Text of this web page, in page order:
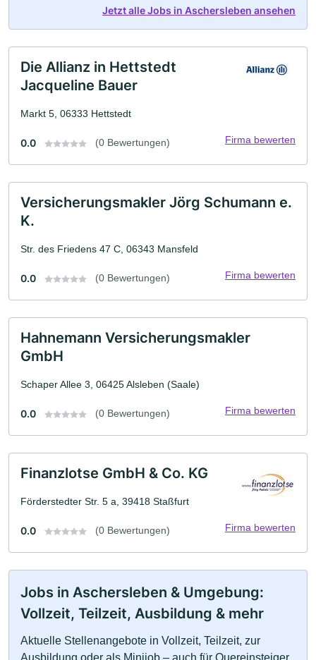
Jetzt alle Jobs in Aschersleben ansehen
Die Allianz in Hettstedt
Jacqueline Bauer
Markt 5, 06333 Hettstedt
0.0 (0 Bewertungen) Firma bewerten
Versicherungsmakler Jörg Schumann e.
K.
Str. des Friedens 47 C, 06343 Mansfeld
0.0 (0 Bewertungen) Firma bewerten
Hahnemann Versicherungsmakler
GmbH
Schaper Allee 3, 06425 Alsleben (Saale)
0.0 (0 Bewertungen) Firma bewerten
Finanzlotse GmbH & Co. KG
Förderstedter Str. 5 a, 39418 Staßfurt
0.0 (0 Bewertungen) Firma bewerten
Jobs in Aschersleben & Umgebung:
Vollzeit, Teilzeit, Ausbildung & mehr
Aktuelle Stellenangebote in Vollzeit, Teilzeit, zur
Ausbildung oder als Minijob – auch für Quereinsteiger